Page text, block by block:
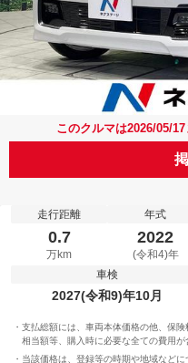
このクルマは2026/05/
走行距離
0.7
万km
年式
2022
(令和4)年
車検
2027(令和9)年10月
支払総額には、車両本体価格の他、保
相当額等、購入時に必要な全ての費用が
当該価格は、登録等の時期や地域など